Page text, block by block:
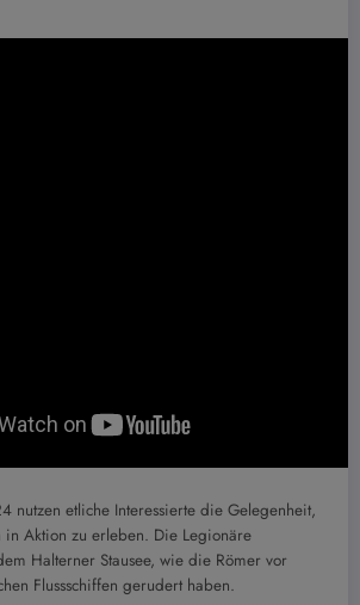
nutzen etliche Interessierte die Gelegenheit,
Aktion zu erleben. Die Legionäre
Halterner Stausee, wie die Römer vor
Flussschiffen gerudert haben.